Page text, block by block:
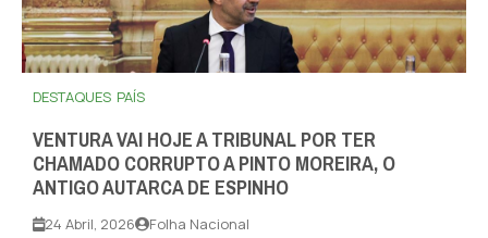
DESTAQUES PAÍS
VENTURA VAI HOJE A TRIBUNAL POR TER
CHAMADO CORRUPTO A PINTO MOREIRA, O
ANTIGO AUTARCA DE ESPINHO
24 Abril, 2026 Folha Nacional